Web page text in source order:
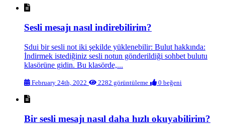
Sesli mesajı nasıl indirebilirim?
Sdui bir sesli not iki şekilde yüklenebilir: Bulut hakkında:
İndirmek istediğiniz sesli notun gönderildiği sohbet bulutu
klasörüne gidin. Bu klasörde,...
February 24th, 2022 2282 görüntüleme 0 beğeni
Bir sesli mesajı nasıl daha hızlı okuyabilirim?